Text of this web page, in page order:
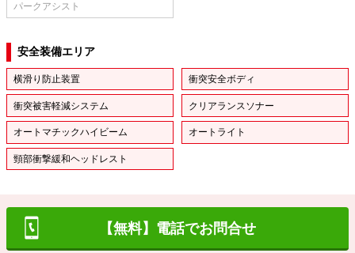
パークアシスト
安全装備エリア
横滑り防止装置 衝突安全ボディ
衝突被害軽減システム クリアランスソナー
オートマチックハイビーム オートライト
頸部衝撃緩和ヘッドレスト
【無料】電話でお問合せ